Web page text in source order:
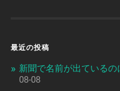
最近の投稿
新聞で名前が出ている
08-08